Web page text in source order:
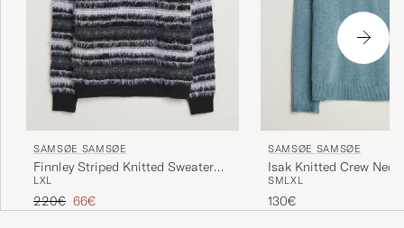
SAMSØE SAMSØE
Finnley Striped Knitted Sweater
Black Multi
LXL
Tavallinen hinta
220€ Alennettu hinta
66€
SAMSØE SAMSØE
Isak Knitted Crew
Sea
SMLXL
130€